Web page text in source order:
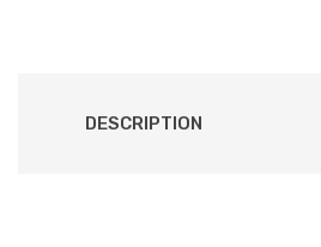
DESCRIPTION